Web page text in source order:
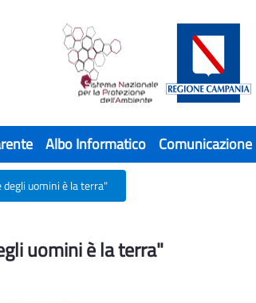
Albo Informatico Comunicazione
degli uomini è la terra"
uomini è la terra"